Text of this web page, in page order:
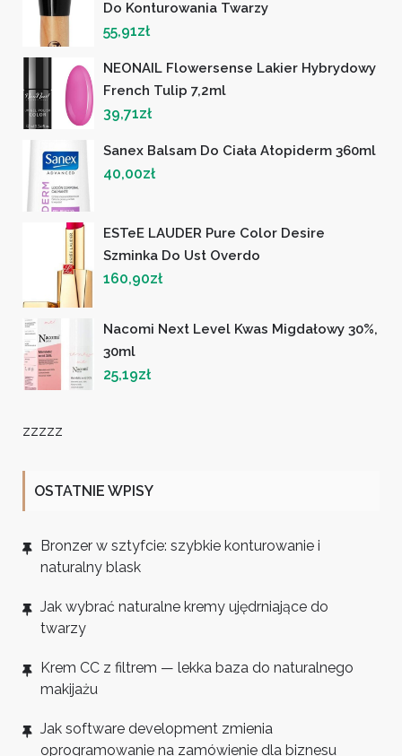
Do Konturowania Twarzy
55,91zł
NEONAIL Flowersense Lakier Hybrydowy
French Tulip 7,2ml
39,71zł
Sanex Balsam Do Ciała Atopiderm 360ml
40,00zł
ESTeE LAUDER Pure Color Desire
Szminka Do Ust Overdo
160,90zł
Nacomi Next Level Kwas Migdałowy 30%,
30ml
25,19zł
zzzzz
OSTATNIE WPISY
Bronzer w sztyfcie: szybkie konturowanie i
naturalny blask
Jak wybrać naturalne kremy ujędrniające do
twarzy
Krem CC z filtrem — lekka baza do naturalnego
makijażu
Jak software development zmienia
oprogramowanie na zamówienie dla biznesu